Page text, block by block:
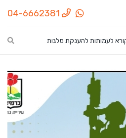
לעמותות להענקת מלגות